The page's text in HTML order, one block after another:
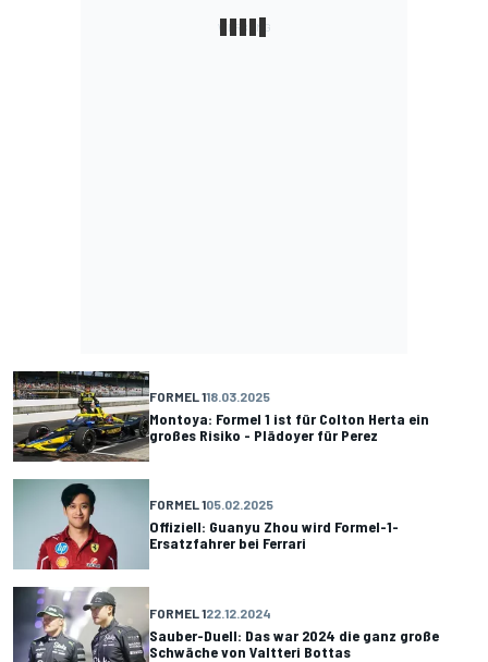
FORMEL 118.03.2025
Montoya: Formel 1 ist für Colton Herta ein
großes Risiko - Plädoyer für Perez
FORMEL 105.02.2025
Offiziell: Guanyu Zhou wird Formel-1-
Ersatzfahrer bei Ferrari
FORMEL 122.12.2024
Sauber-Duell: Das war 2024 die ganz große
Schwäche von Valtteri Bottas